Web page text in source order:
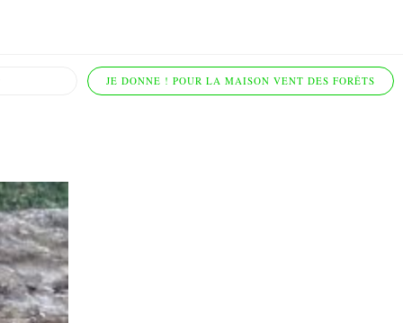
JE DONNE ! POUR LA MAISON VENT DES FORÊTS